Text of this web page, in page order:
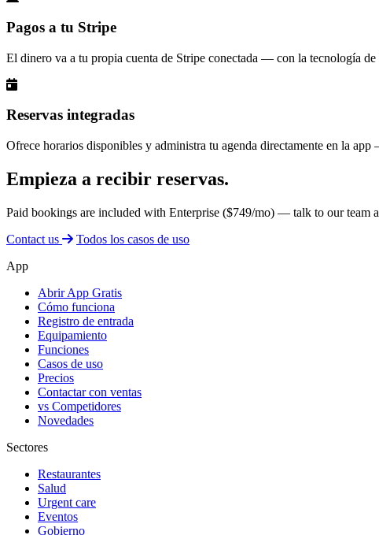
Pagos a tu Stripe
El dinero va a tu propia cuenta de Stripe conectada — con la tecnología
Reservas integradas
Ofrece horarios disponibles y administra tu agenda directamente en la
Empieza a recibir reservas.
Paid bookings are included with Enterprise ($749/mo) — talk to our team
Contact us
Todos los casos de uso
App
Abrir App Gratis
Cómo funciona
Registro de entrada
Equipamiento
Funciones
Casos de uso
Precios
Contactar con ventas
vs Competidores
Novedades
Sectores
Restaurantes
Salud
Urgent care
Eventos
Gobierno